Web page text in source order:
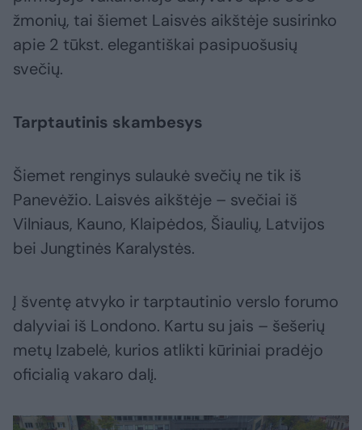
žmonių, tai šiemet Laisvės aikštėje susirinko
apie 2 tūkst. elegantiškai pasipuošusių
svečių.
Tarptautinis skambesys
Šiemet renginys sulaukė svečių ne tik iš
Panevėžio. Laisvės aikštėje – svečiai iš
Vilniaus, Kauno, Klaipėdos, Šiaulių, Latvijos
bei Jungtinės Karalystės.
Į šventę atvyko ir tarptautinio verslo forumo
dalyviai iš Londono. Kartu su jais – šešerių
metų Izabelė, kurios atlikti kūriniai pradėjo
oficialią vakaro dalį.